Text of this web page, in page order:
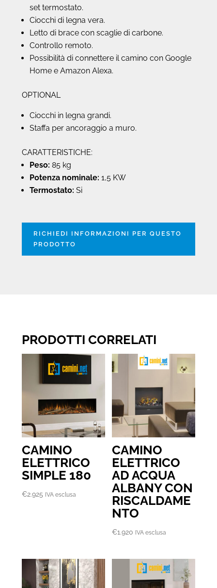
set termostato.
Ciocchi di legna vera.
Letto di brace con scaglie di carbone.
Controllo remoto.
Possibilità di connettere il camino con Google
Home e Amazon Alexa.
OPTIONAL
Ciocchi in legna grandi.
Staffa per ancoraggio a muro.
CARATTERISTICHE:
Peso: 85 kg
Potenza nominale: 1,5 KW
Termostato: Si
RICHIEDI INFORMAZIONI PER QUESTO
PRODOTTO
PRODOTTI CORRELATI
CAMINO
ELETTRICO
SIMPLE 180
€2.925 IVA esclusa
CAMINO
ELETTRICO
AD ACQUA
ALBANY CON
RISCALDAME
NTO
€1.920 IVA esclusa